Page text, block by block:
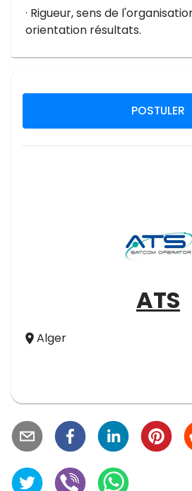
· Rigueur, sens de
orientation résultats.
POSTULER
ATS
Alger